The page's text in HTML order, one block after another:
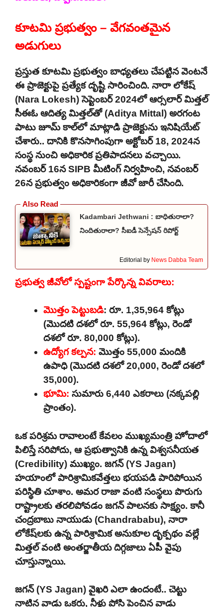
కూటమి ప్రభుత్వం – వేగవంతమైన
అడుగులు
ప్రస్తుత కూటమి ప్రభుత్వం బాధ్యతలు చేపట్టిన వెంటనే
ఈ ప్రాజెక్టుపై ప్రత్యేక దృష్టి సారించింది. నారా లోకేష్
(Nara Lokesh) సెప్టెంబర్ 2024లో ఆర్సలార్ మిత్తల్
సీఈఓ ఆదిత్య మిత్తల్‌తో (Aditya Mittal) అరగంట
పాటు జూమ్ కాల్‌లో మాట్లాడి ప్రాజెక్టును ఇనిషియేట్
చేశారు.. దానికి కొనసాగింపుగా అక్టోబర్ 18, 2024న
సంస్థ నుంచి అధికారిక ప్రతిపాదనలు వచ్చాయి.
నవంబర్ 16న SIPB మీటింగ్ నిర్వహించి, నవంబర్
26న ప్రభుత్వం అధికారికంగా జీవో జారీ చేసింది.
Kadambari Jethwani : బాధితురాలా?
నిందితురాలా? సీఐడీ సెన్సేషన్ రిపోర్ట్
Editorial by News Dabba Team
ప్రభుత్వ జీవోలో స్పష్టంగా పేర్కొన్న వివరాలు:
మొత్తం పెట్టుబడి: రూ. 1,35,964 కోట్లు
(మొదటి దశలో రూ. 55,964 కోట్లు, రెండో
దశలో రూ. 80,000 కోట్లు).
ఉద్యోగ కల్పన: మొత్తం 55,000 మందికి
ఉపాధి (మొదటి దశలో 20,000, రెండో దశలో
35,000).
భూమి: సుమారు 6,440 ఎకరాలు (నక్కపల్లి
ప్రాంతం).
ఒక పరిశ్రమ రావాలంటే కేవలం ముఖ్యమంత్రి హోదాలో
పిలిస్తే సరిపోదు, ఆ ప్రభుత్వానికి ఉన్న విశ్వసనీయత
(Credibility) ముఖ్యం. జగన్ (YS Jagan)
హయాంలో పారిశ్రామికవేత్తలు భయపడి పారిపోయిన
పరిస్థితి చూశాం. అమర రాజా వంటి సంస్థలు పొరుగు
రాష్ట్రాలకు తరలిపోవడం జగన్ పాలనకు సాక్ష్యం. కానీ
చంద్రబాబు నాయుడు (Chandrababu), నారా
లోకేష్‌లకు ఉన్న పారిశ్రామిక అనుకూల దృక్పథం వల్లే
మిత్తల్ వంటి అంతర్జాతీయ దిగ్గజాలు ఏపీ వైపు
చూస్తున్నాయి.
జగన్ (YS Jagan) వైఖరి ఎలా ఉందంటే.. చెట్టు
నాటిన వాడు ఒకరు, నీళ్లు పోసి పెంచిన వాడు